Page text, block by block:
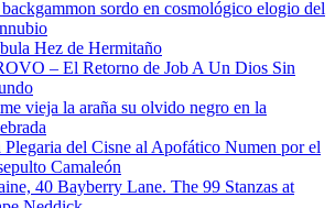
sordo en cosmológico elogio del
Hez de Hermitaño
– El Retorno de Job A Un Dios Sin
vieja la araña su olvido negro en la
Plegaria del Cisne al Apofático Numen por el
Camaleón
40 Bayberry Lane. The 99 Stanzas at